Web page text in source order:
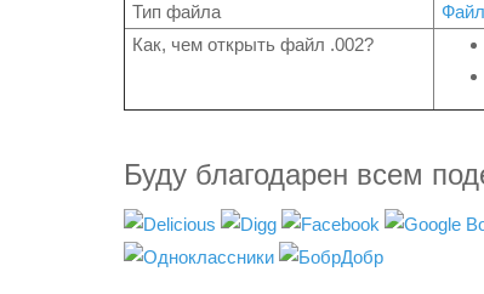
Тип файла
Как, чем открыть файл .002?
Буду благодарен всем